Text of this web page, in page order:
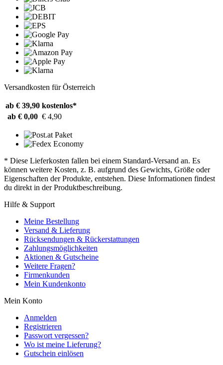
Versandkosten für Österreich
ab € 39,90 kostenlos*
ab € 0,00 € 4,90
* Diese Lieferkosten fallen bei einem Standard-Versand an. Es
können weitere Kosten, z. B. aufgrund des Gewichts, Größe oder
Eigenschaften der Produkte, entstehen. Diese Informationen findest
du direkt in der Produktbeschreibung.
Hilfe & Support
Meine Bestellung
Versand & Lieferung
Rücksendungen & Rückerstattungen
Zahlungsmöglichkeiten
Aktionen & Gutscheine
Weitere Fragen?
Firmenkunden
Mein Kundenkonto
Mein Konto
Anmelden
Registrieren
Passwort vergessen?
Wo ist meine Lieferung?
Gutschein einlösen